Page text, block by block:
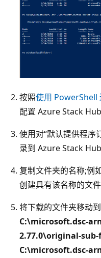
按照使用 PowerShell
配置 Azure Stack
使用对“默认提供程序
录到 Azure Stack Hub
复制文件夹的名称;例如
创建具有该名称的文件
将下载的文件夹移动
C:\microsoft.dsc-
2.77.0\original-
C:\microsoft.dsc-